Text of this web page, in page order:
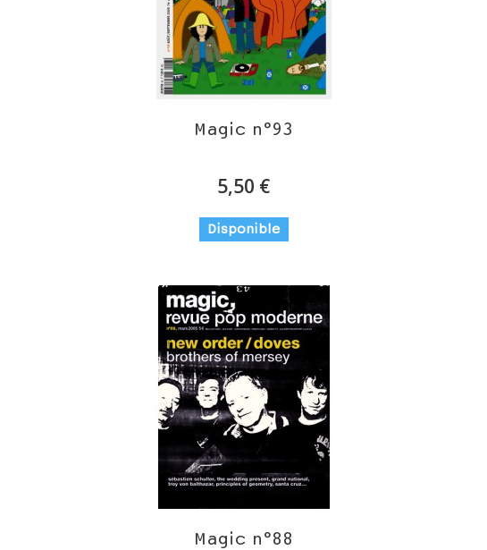
Magic n°93
5,50 €
Disponible
Magic n°88